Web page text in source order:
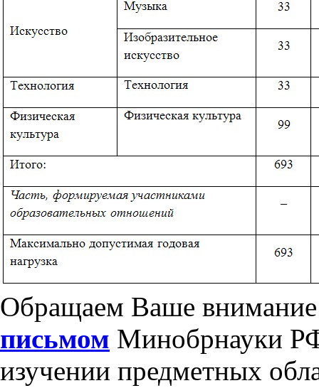
Обращаем Ваше внимание
письмом Минобрнауки
изучении предметных